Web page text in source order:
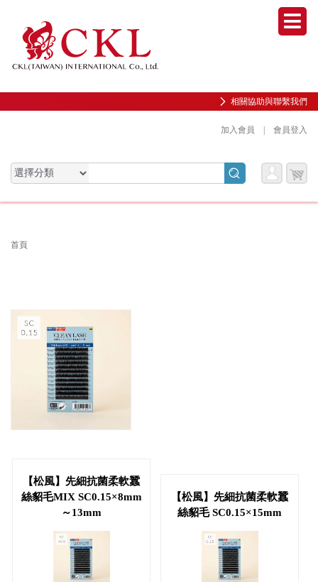
相關協助與聯繫我們
加入會員 會員登入
會員服務專區
首頁
【松風】先細抗菌柔軟蠶
絲貂毛MIX SC0.15×8mm
～13mm
【松風】先細抗菌柔軟蠶
絲貂毛 SC0.15×15mm